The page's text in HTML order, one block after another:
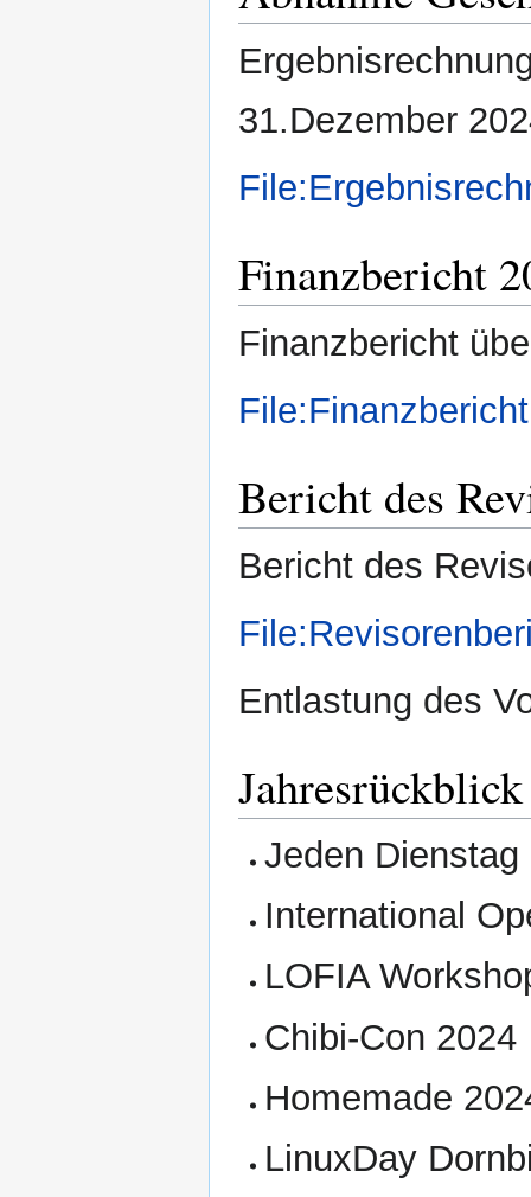
31.Dezember
Finanzbericht
Finanzbericht
Bericht des
Bericht des
Entlastung des
Jeden
International
LOFIA
Chibi-Con 2024
Homemade
LinuxDay